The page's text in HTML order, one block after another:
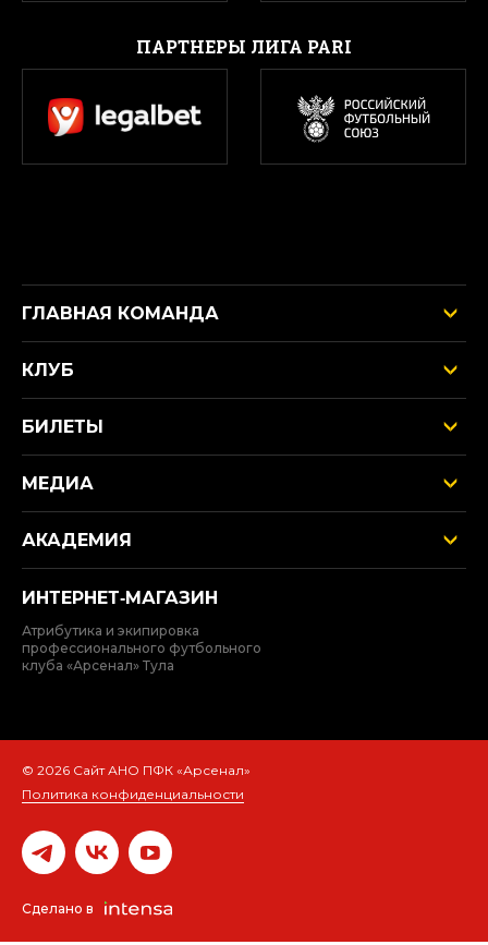
ПАРТНЕРЫ ЛИГА PARI
ГЛАВНАЯ КОМАНДА
КЛУБ
БИЛЕТЫ
МЕДИА
АКАДЕМИЯ
ИНТЕРНЕТ‑МАГАЗИН
Атрибутика и экипировка
профессионального футбольного
клуба «Арсенал» Тула
© 2026 Сайт АНО ПФК «Арсенал»
Политика конфиденциальности
Сделано в